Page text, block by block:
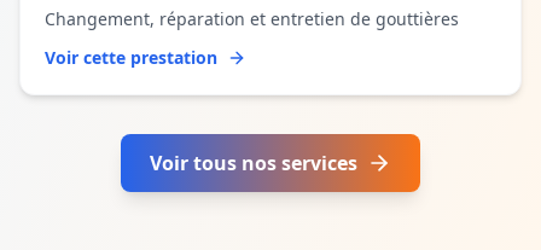
Changement, réparation et entretien de gouttières
Voir cette prestation
Voir tous nos services